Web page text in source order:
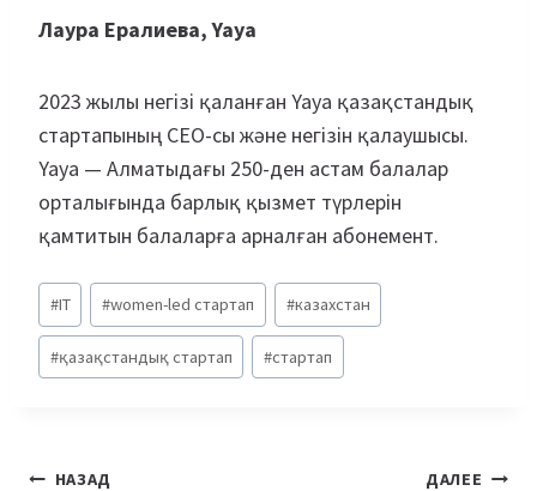
Лаура Ералиева, Yaya
2023 жылы негізі қаланған Yaya қазақстандық
стартапының СЕО-сы және негізін қалаушысы.
Yaya — Алматыдағы 250-ден астам балалар
орталығында барлық қызмет түрлерін
қамтитын балаларға арналған абонемент.
Метки
записи:
#IT #women-led стартап #казахстан
#қазақстандық стартап #стартап
Навигация
НАЗАД ДАЛЕЕ